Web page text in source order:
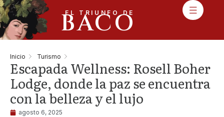
EL TRIUNFO DE
BACO
Inicio Turismo
Escapada Wellness: Rosell Boher
Lodge, donde la paz se encuentra
con la belleza y el lujo
agosto 6, 2025